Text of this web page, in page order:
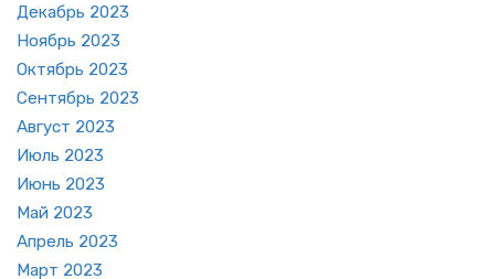
Де­кабрь 2023
Но­ябрь 2023
Ок­тябрь 2023
Сен­тябрь 2023
Ав­густ 2023
Июль 2023
Июнь 2023
Май 2023
Ап­рель 2023
Март 2023